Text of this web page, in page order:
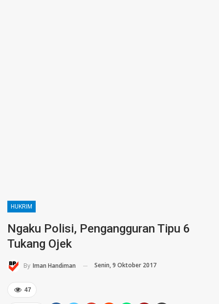
HUKRIM
Ngaku Polisi, Pengangguran Tipu 6
Tukang Ojek
By Iman Handiman Senin, 9 Oktober 2017
47